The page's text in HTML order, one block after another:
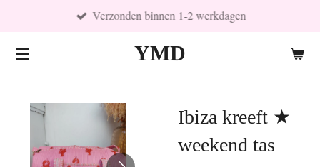
naar
YMD
Verzonden binnen 1-2 werkdagen
Ibiza kreeft ★
weekend tas